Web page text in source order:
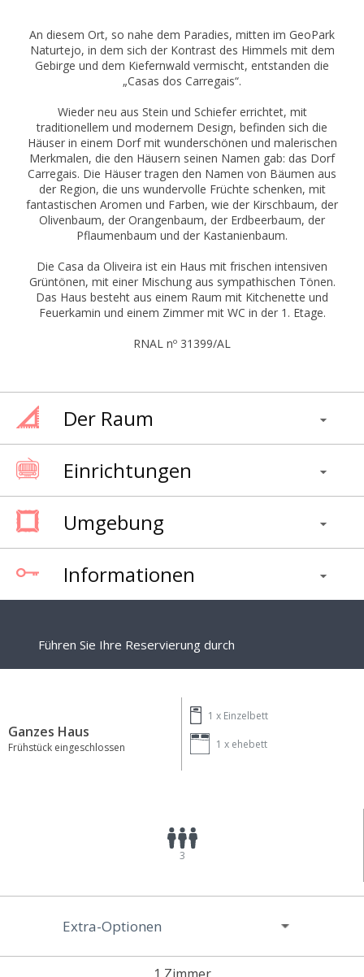
An diesem Ort, so nahe dem Paradies, mitten im GeoPark
Naturtejo, in dem sich der Kontrast des Himmels mit dem
Gebirge und dem Kiefernwald vermischt, entstanden die
„Casas dos Carregais“.
Wieder neu aus Stein und Schiefer errichtet, mit
traditionellem und modernem Design, befinden sich die
Häuser in einem Dorf mit wunderschönen und malerischen
Merkmalen, die den Häusern seinen Namen gab: das Dorf
Carregais. Die Häuser tragen den Namen von Bäumen aus
der Region, die uns wundervolle Früchte schenken, mit
fantastischen Aromen und Farben, wie der Kirschbaum, der
Olivenbaum, der Orangenbaum, der Erdbeerbaum, der
Pflaumenbaum und der Kastanienbaum.
Die Casa da Oliveira ist ein Haus mit frischen intensiven
Grüntönen, mit einer Mischung aus sympathischen Tönen.
Das Haus besteht aus einem Raum mit Kitchenette und
Feuerkamin und einem Zimmer mit WC in der 1. Etage.
RNAL nº 31399/AL
Der Raum
Einrichtungen
Umgebung
Informationen
Führen Sie Ihre Reservierung durch
Ganzes Haus
Frühstück eingeschlossen
1 x Einzelbett
1 x ehebett
3
Extra-Optionen